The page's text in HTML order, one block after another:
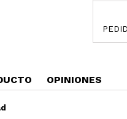
OPINIONES